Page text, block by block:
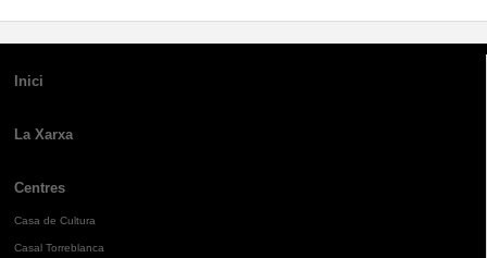
Inici
La Xarxa
Centres
Casa de Cultura
Casal Torreblanca